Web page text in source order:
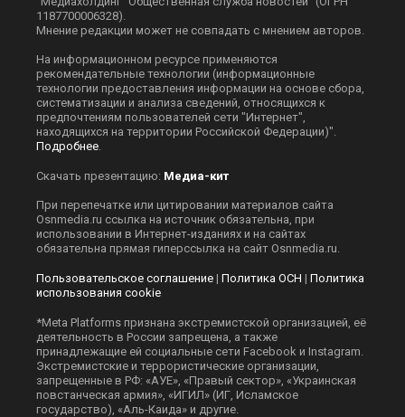
1187700006328).
Мнение редакции может не совпадать с мнением авторов.
На информационном ресурсе применяются
рекомендательные технологии (информационные
технологии предоставления информации на основе сбора,
систематизации и анализа сведений, относящихся к
предпочтениям пользователей сети "Интернет",
находящихся на территории Российской Федерации)".
Подробнее.
Скачать презентацию: Медиа-кит
При перепечатке или цитировании материалов сайта
Оsnmedia.ru ссылка на источник обязательна, при
использовании в Интернет-изданиях и на сайтах
обязательна прямая гиперссылка на сайт Оsnmedia.ru.
Пользовательское соглашение | Политика ОСН | Политика
использования cookie
*Meta Platforms признана экстремистской организацией, её
деятельность в России запрещена, а также
принадлежащие ей социальные сети Facebook и Instagram.
Экстремистские и террористические организации,
запрещенные в РФ: «АУЕ», «Правый сектор», «Украинская
повстанческая армия», «ИГИЛ» (ИГ, Исламское
государство), «Аль-Каида» и другие.